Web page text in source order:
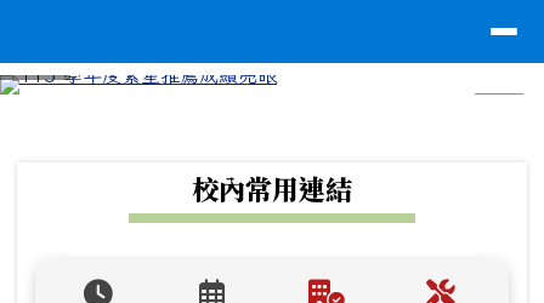
校內常用連結